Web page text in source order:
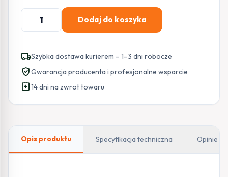
ilość
CZASZA
80
CM
JASNA
(ASC-
Dodaj do koszyka
local_shippingSzybka dostawa kurierem – 1–3 dni robocze
verified_userGwarancja producenta i profesjonalne wsparcie
assignment_return14 dni na zwrot towaru
Opis produktu Specyfikacja techniczna Opinie